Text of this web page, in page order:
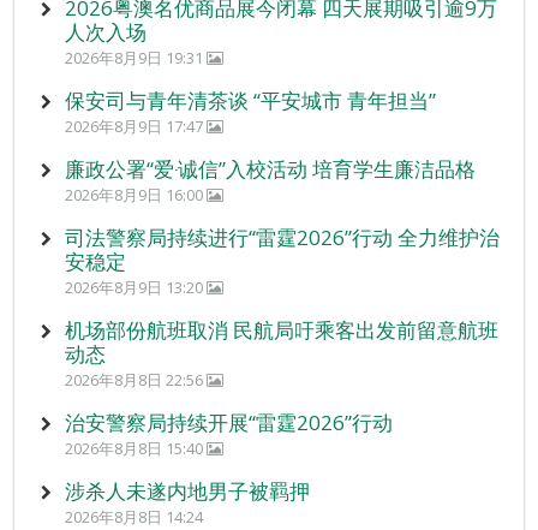
2026粤澳名优商品展今闭幕 四天展期吸引逾9万
人次入场
2026年8月9日 19:31
保安司与青年清茶谈 “平安城市 青年担当”
2026年8月9日 17:47
廉政公署“爱‧诚信”入校活动 培育学生廉洁品格
2026年8月9日 16:00
司法警察局持续进行“雷霆2026”行动 全力维护治
安稳定
2026年8月9日 13:20
机场部份航班取消 民航局吁乘客出发前留意航班
动态
2026年8月8日 22:56
治安警察局持续开展“雷霆2026”行动
2026年8月8日 15:40
涉杀人未遂内地男子被羁押
2026年8月8日 14:24